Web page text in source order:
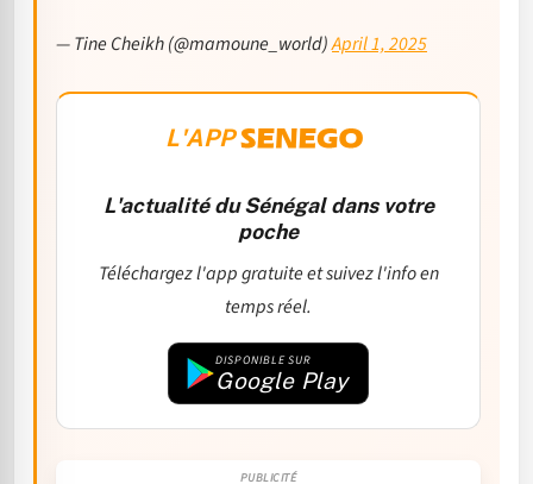
— Tine Cheikh (@mamoune_world)April 1, 2025
L'APP
L'actualité du Sénégal dans votre
poche
Téléchargez l'app gratuite et suivez l'info en
temps réel.
DISPONIBLE SUR
Google Play